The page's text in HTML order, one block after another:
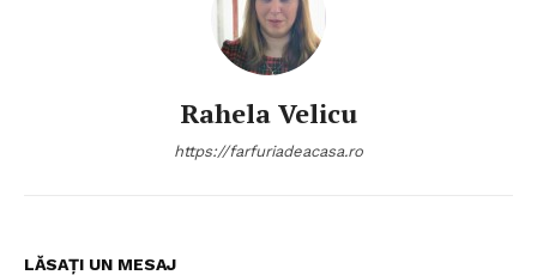
Rahela Velicu
https://farfuriadeacasa.ro
LĂSAȚI UN MESAJ